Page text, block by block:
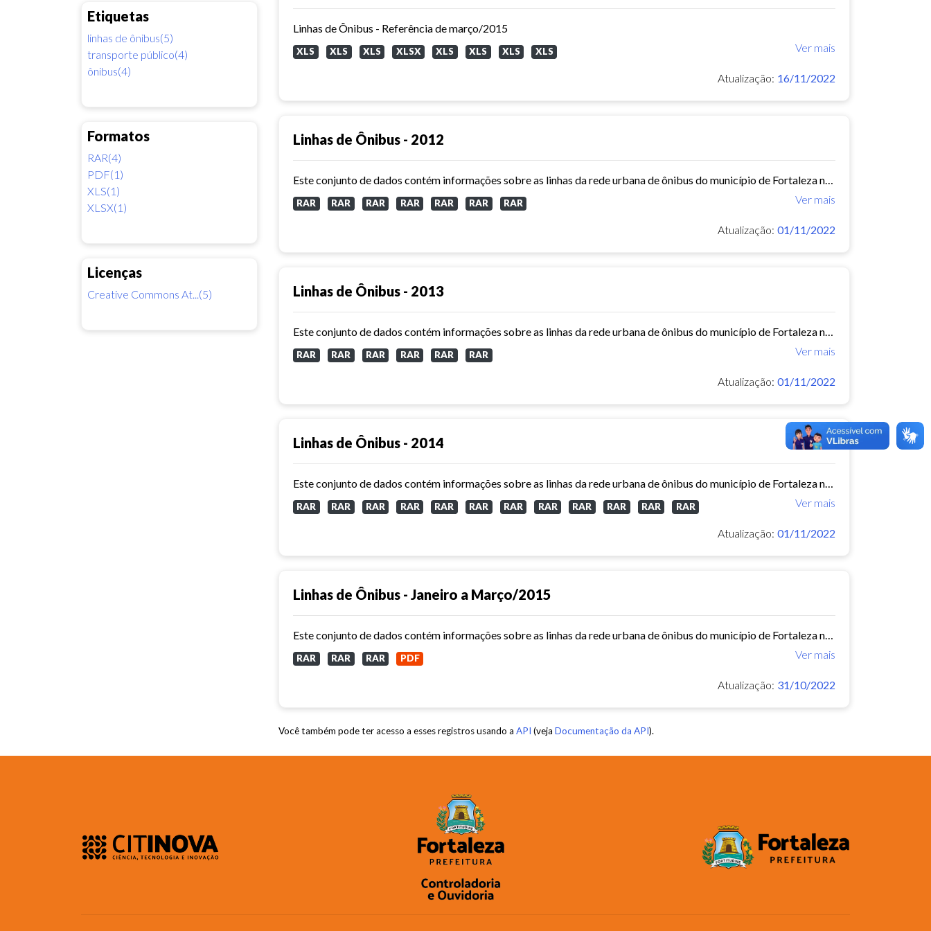
Etiquetas
linhas de ônibus(5)
transporte público(4)
ônibus(4)
Formatos
RAR(4)
PDF(1)
XLS(1)
XLSX(1)
Licenças
Creative Commons At...(5)
Linhas de Ônibus - Referência de março/2015
Ver mais
XLS XLS XLS XLSX XLS XLS XLS XLS
Atualização: 16/11/2022
Linhas de Ônibus - 2012
Este conjunto de dados contém informações sobre as linhas da rede urbana de ônibus do município de Fortaleza no ano de 2012.
Ver mais
RAR RAR RAR RAR RAR RAR RAR
Atualização: 01/11/2022
Linhas de Ônibus - 2013
Este conjunto de dados contém informações sobre as linhas da rede urbana de ônibus do município de Fortaleza no ano de 2013.
Ver mais
RAR RAR RAR RAR RAR RAR
Atualização: 01/11/2022
Linhas de Ônibus - 2014
Este conjunto de dados contém informações sobre as linhas da rede urbana de ônibus do município de Fortaleza no ano de 2014.
Ver mais
RAR RAR RAR RAR RAR RAR RAR RAR RAR RAR RAR RAR
Atualização: 01/11/2022
Linhas de Ônibus - Janeiro a Março/2015
Este conjunto de dados contém informações sobre as linhas da rede urbana de ônibus do município de Fortaleza no ano de 2015.
Ver mais
RAR RAR RAR PDF
Atualização: 31/10/2022
Você também pode ter acesso a esses registros usando a API (veja Documentação da API).